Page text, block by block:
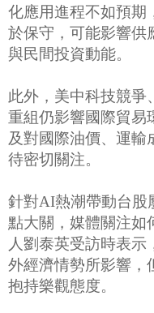
化應用進程不如預期
於保守，可能影響供
與民間投資動能。
此外，美中科技競爭
重組仍影響國際貿易
及對國際油價、運輸
待密切關注。
針對AI熱潮帶動台股
點大關，媒體關注如
人劉泰英受訪時表示
外經濟情勢所影響，
抱持樂觀態度。